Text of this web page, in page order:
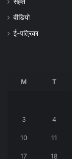
सेह्त
वीडियो
ई-पत्रिका
M T
3 4
10 11
17 18